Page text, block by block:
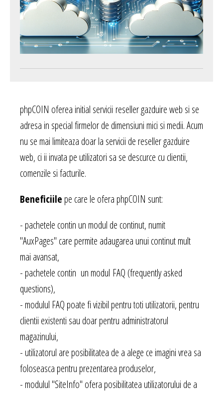
phpCOIN oferea initial servicii reseller gazduire web si se
adresa in special firmelor de dimensiuni mici si medii. Acum
nu se mai limiteaza doar la servicii de reseller gazduire
web, ci ii invata pe utilizatori sa se descurce cu clientii,
comenzile si facturile.
Beneficiile pe care le ofera phpCOIN sunt:
- pachetele contin un modul de continut, numit
"AuxPages" care permite adaugarea unui continut mult
mai avansat,
- pachetele contin un modul FAQ (frequently asked
questions),
- modulul FAQ poate fi vizibil pentru toti utilizatorii, pentru
clientii existenti sau doar pentru administratorul
magazinului,
- utilizatorul are posibilitatea de a alege ce imagini vrea sa
foloseasca pentru prezentarea produselor,
- modulul "SiteInfo" ofera posibilitatea utilizatorului de a